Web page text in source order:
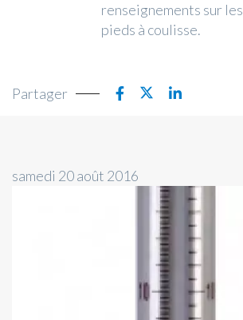
renseignements sur les
pieds à coulisse.
Partager
samedi 20 août 2016